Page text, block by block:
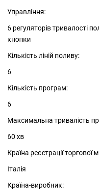
Управління:
6 регуляторів тривалості
кнопки
Кількість ліній поливу:
6
Кількість програм:
6
Максимальна тривалість
60 хв
Країна реєстрації торгової
Італія
Країна-виробник: